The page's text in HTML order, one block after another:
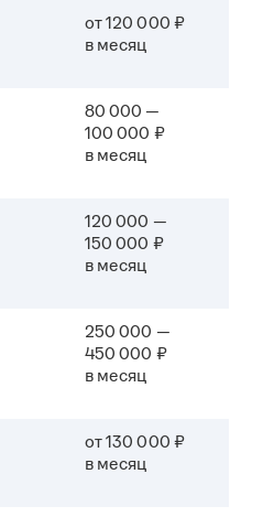
от 120 000 ₽
в месяц
80 000 —
100 000 ₽
в месяц
120 000 —
150 000 ₽
в месяц
250 000 —
450 000 ₽
в месяц
от 130 000 ₽
в месяц